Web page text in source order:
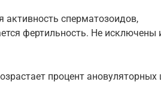
активность сперматозоидов,
фертильность. Не исключены
процент ановуляторных